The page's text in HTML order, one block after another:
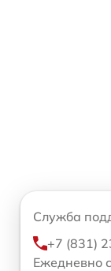
Служба
+7 (831)
Ежедневно